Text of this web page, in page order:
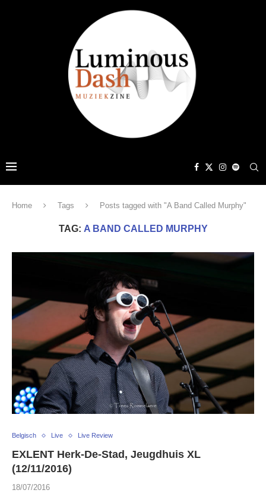
Home Tags Posts tagged with "A Band Called Murphy"
TAG: A BAND CALLED MURPHY
Belgisch Live Live Review
EXLENT Herk-De-Stad, Jeugdhuis XL
(12/11/2016)
18/07/2016